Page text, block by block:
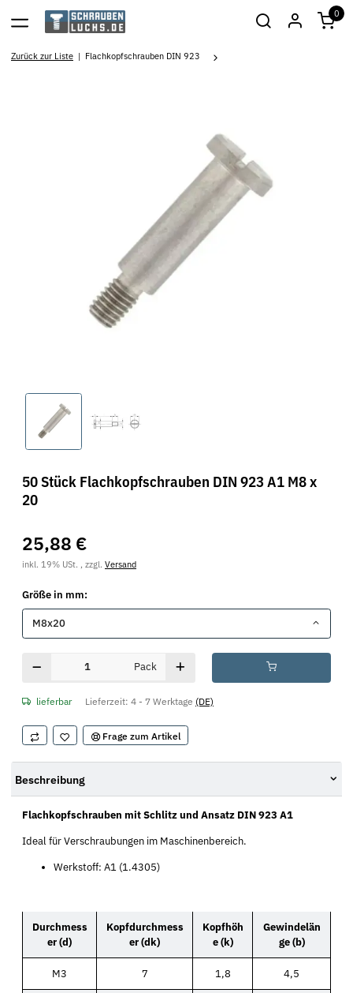
0
Zurück zur Liste Flachkopfschrauben DIN 923
50 Stück Flachkopfschrauben DIN 923 A1 M8 x
20
25,88 €
inkl. 19% USt. , zzgl. Versand
Größe in mm:
M8x20
Pack
lieferbar Lieferzeit: 4 - 7 Werktage (DE)
Frage zum Artikel
Beschreibung
Flachkopfschrauben mit Schlitz und Ansatz DIN 923 A1
Ideal für Verschraubungen im Maschinenbereich.
Werkstoff: A1 (1.4305)
Durchmess
er (d)
Kopfdurchmess
er (dk)
Kopfhöh
e (k)
Gewindelän
ge (b)
M3 7 1,8 4,5